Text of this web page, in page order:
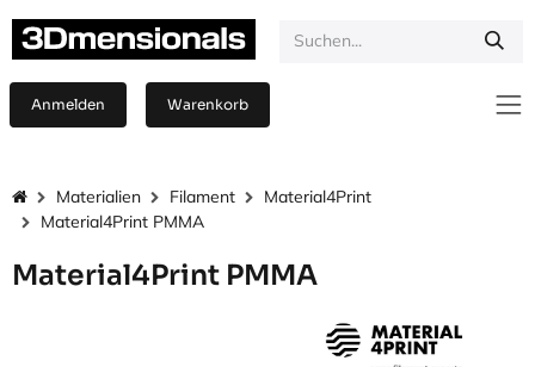
Anmelden Warenkorb
Materialien Filament
Material4Print
Material4Print PMMA
Material4Print PMMA